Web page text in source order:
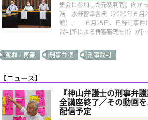
集会に参加した元裁判官。向か
浩、水野智幸各氏（2020年６月
館）。 ６月25日、日野町事件
裁判所による再審審理を!!）が
冤罪・再審 刑事弁護 刑事裁判
【ニュース】
『神山弁護士の刑事弁
全講座終了／その動画
配信予定